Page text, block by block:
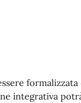
integrativa